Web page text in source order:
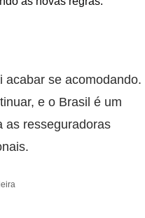
acabar se acomodando.
e o Brasil é um
as resseguradoras